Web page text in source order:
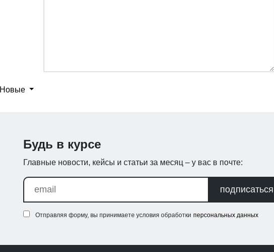
Новые
Будь в курсе
Главные новости, кейсы и статьи за месяц – у вас в почте:
подписаться
Отправляя форму, вы принимаете условия обработки персональных данных